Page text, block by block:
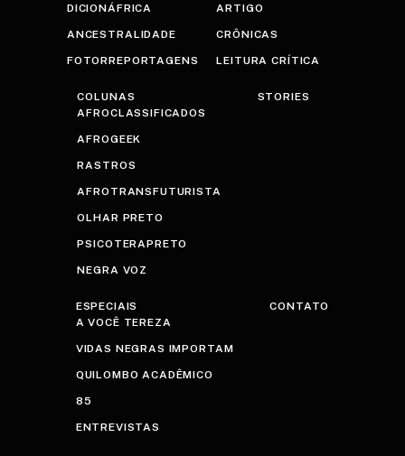
DICIONÁFRICA
ANCESTRALIDADE
FOTORREPORTAGENS
ARTIGO
CRÔNICAS
LEITURA CRÍTICA
COLUNAS
AFROCLASSIFICADOS
AFROGEEK
RASTROS
AFROTRANSFUTURISTA
OLHAR PRETO
PSICOTERAPRETO
NEGRA VOZ
STORIES
ESPECIAIS
A VOCÊ TEREZA
VIDAS NEGRAS IMPORTAM
QUILOMBO ACADÊMICO
85
ENTREVISTAS
CONTATO